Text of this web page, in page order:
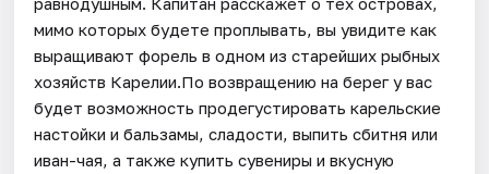
мимо которых будете проплывать, вы увидите как
выращивают форель в одном из старейших рыбных
хозяйств Карелии.По возвращению на берег у вас
будет возможность продегустировать карельские
настойки и бальзамы, сладости, выпить сбитня или
иван-чая, а также купить сувениры и вкусную